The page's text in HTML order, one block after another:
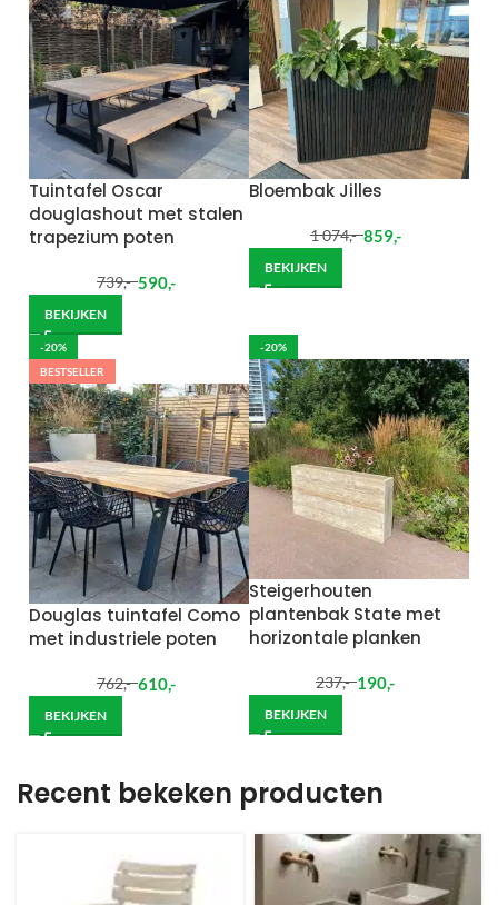
Tuintafel Oscar
douglashout met stalen
trapezium poten
739,- 590,-
BEKIJKEN
Bloembak Jilles
1 074,- 859,-
BEKIJKEN
-20%
BESTSELLER
Douglas tuintafel Como
met industriele poten
762,- 610,-
BEKIJKEN
-20%
Steigerhouten
plantenbak State met
horizontale planken
237,- 190,-
BEKIJKEN
Recent bekeken producten